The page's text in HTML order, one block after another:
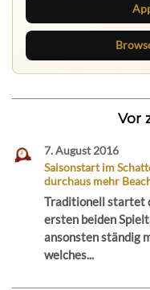
Vor
7. August 2016
Saisonstart im
durchaus mehr
Traditionell startet
ersten beiden
ansonsten ständig
welches...